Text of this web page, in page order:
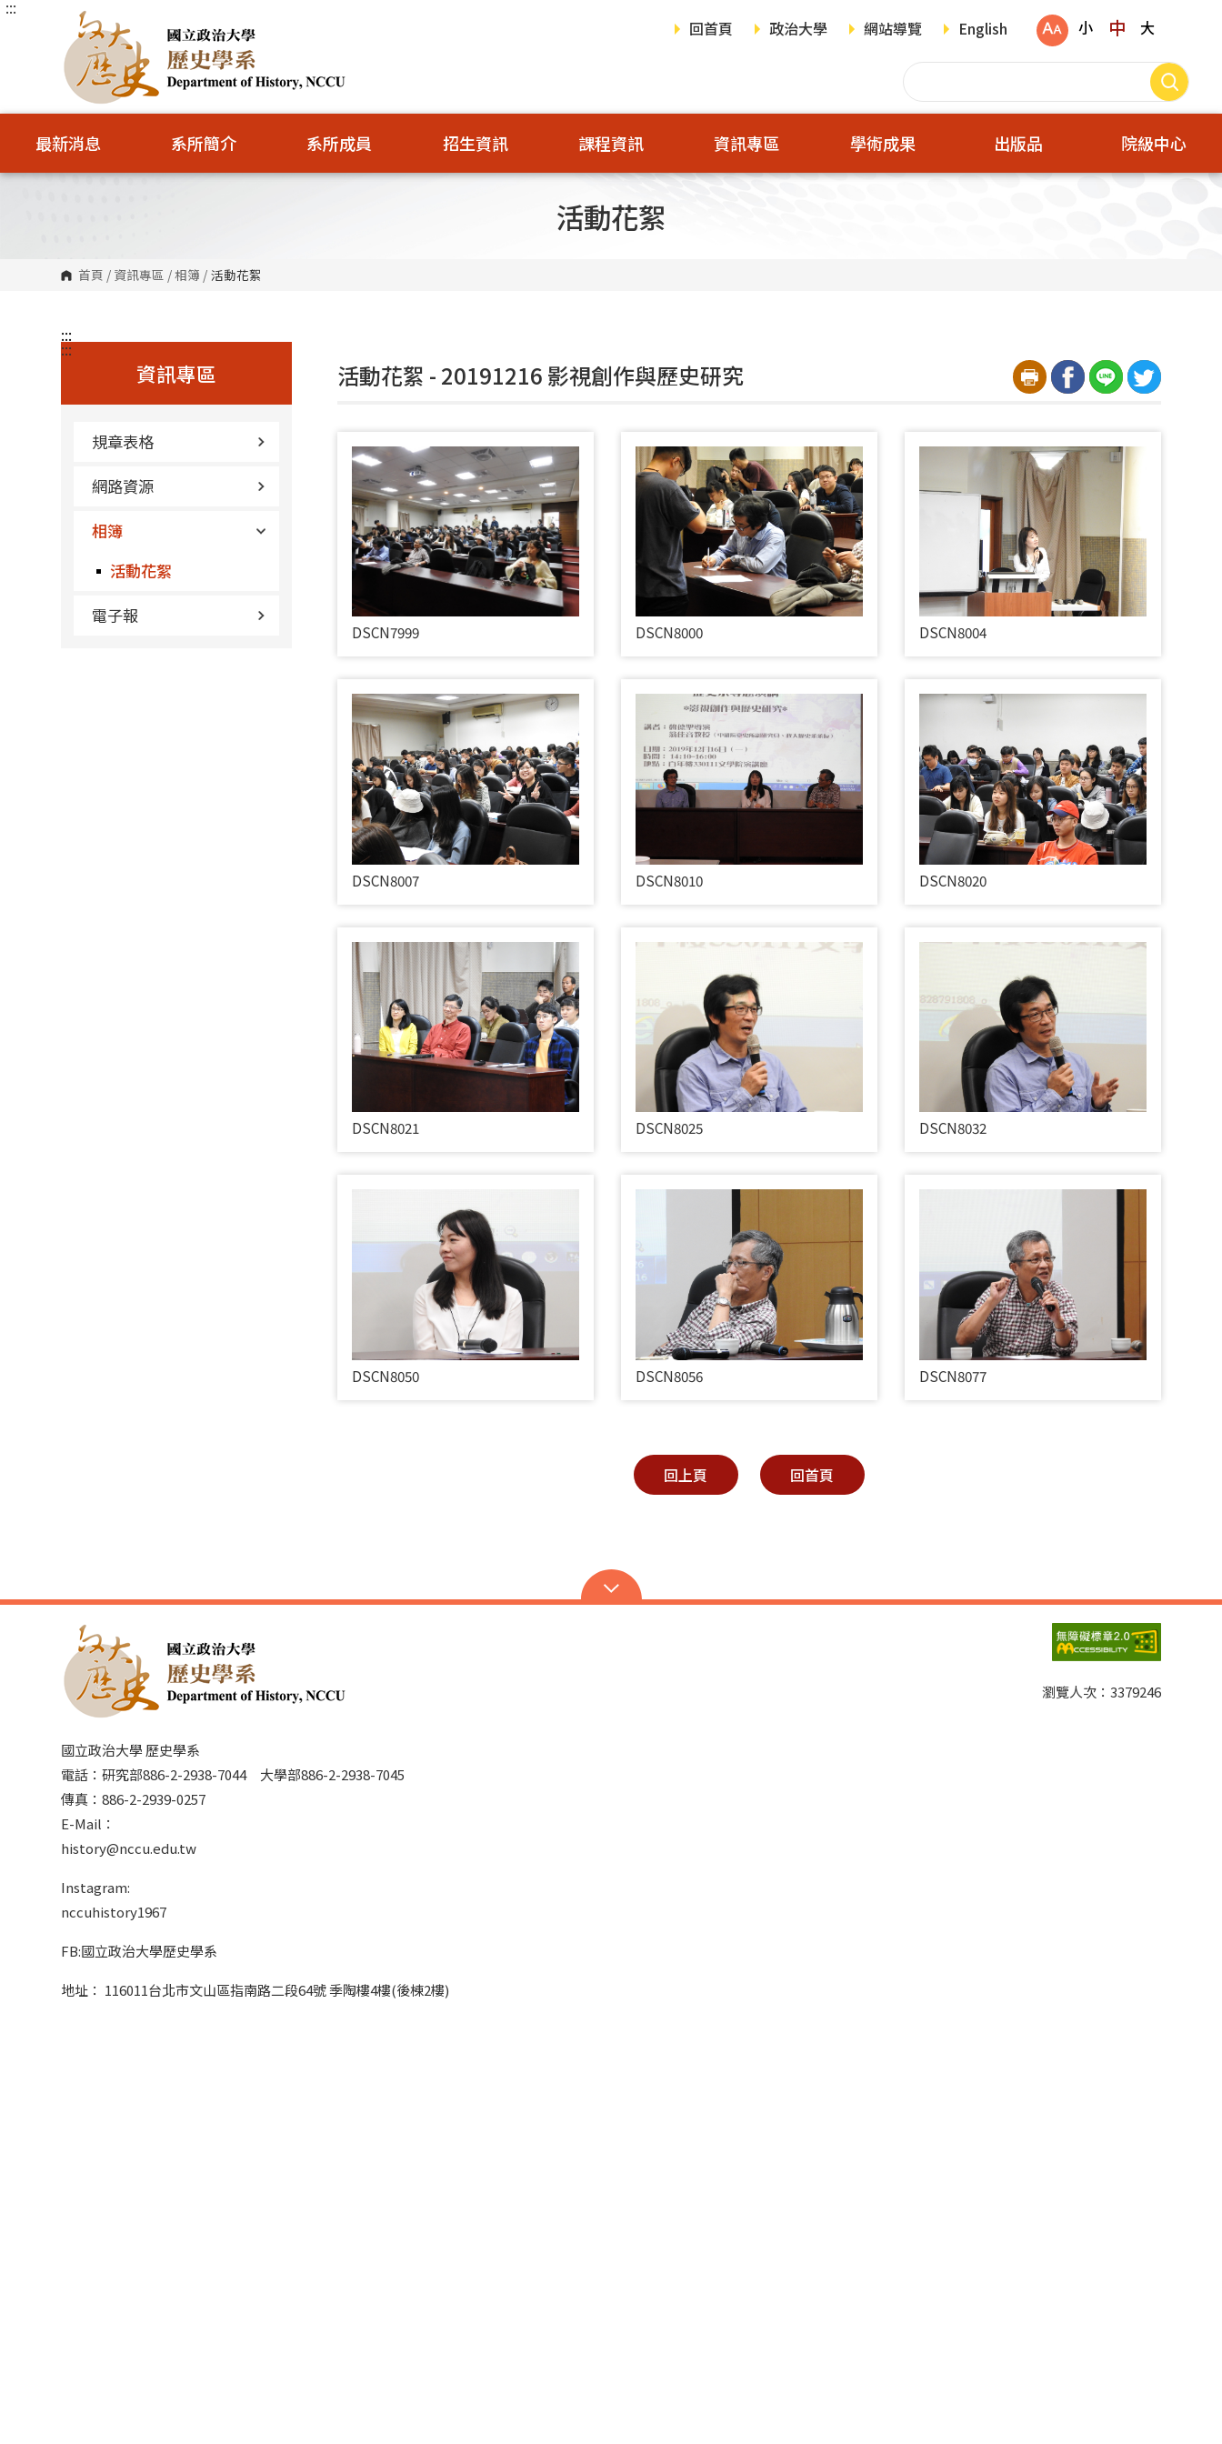
跳
塊
:::
回首頁
政治大學 網站導覽 English 小 中 大
最新消息 系所簡介 系所成員 招生資訊 課程資訊 資訊專區 學術成果 出版品 院級中心
活動花絮
首頁 / 資訊專區 /相簿 / 活動花絮
:::
資訊專區
規章表格
網路資源
相簿
活動花絮
電子報
:::
活動花絮 - 20191216 影視創作與歷史研究
DSCN7999 DSCN8000 DSCN8004
DSCN8007 DSCN8010 DSCN8020
DSCN8021 DSCN8025 DSCN8032
DSCN8050 DSCN8056 DSCN8077
回上頁 回首頁
國立政治大學 歷史學系
電話：研究部886-2-2938-7044 大學部886-2-2938-7045
傳真：886-2-2939-0257
E-Mail：
history@nccu.edu.tw
Instagram:
nccuhistory1967
FB:國立政治大學歷史學系
地址： 116011台北市文山區指南路二段64號 季陶樓4樓(後棟2樓)
瀏覽人次： 3379246